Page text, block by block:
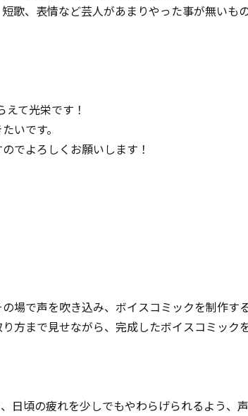
歌、表情など芸人があまりやった事が無いも
て光栄です！
いです。
でよろしくお願いします！
場で声を吹き込み、ボイスコミックを制作
まで見せながら、完成したボイスコミック
日頃の疲れを少しでもやわらげられるよう、